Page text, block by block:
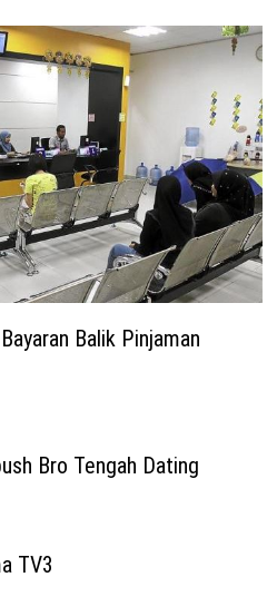
Balik Pinjaman
Bro Tengah Dating
TV3